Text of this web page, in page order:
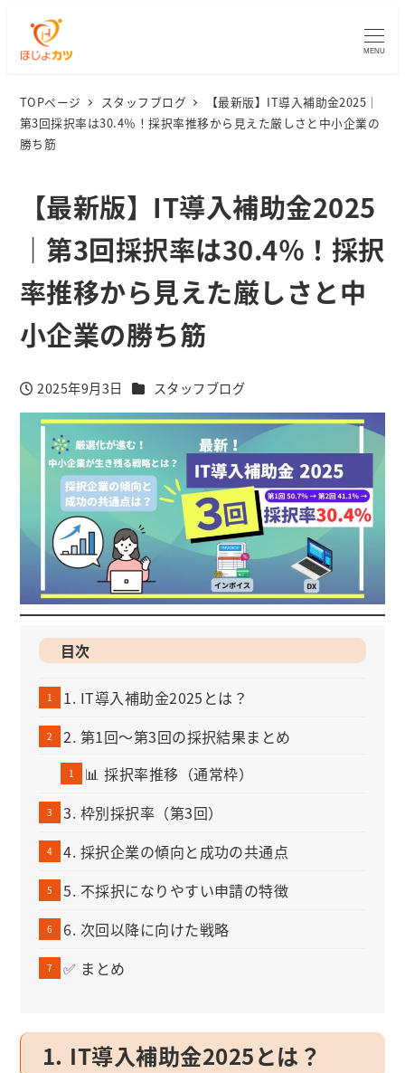
MENU
TOPページ スタッフブログ
【最新版】IT導入補助金2025｜
第3回採択率は30.4％！採択率推移から見えた厳しさと中小企業の
勝ち筋
【最新版】IT導入補助金2025
｜第3回採択率は30.4％！採択
率推移から見えた厳しさと中
小企業の勝ち筋
投稿日
2025年9月3日 カテゴリー
スタッフブログ
目次
1. IT導入補助金2025とは？
2. 第1回～第3回の採択結果まとめ
📊 採択率推移（通常枠）
3. 枠別採択率（第3回）
4. 採択企業の傾向と成功の共通点
5. 不採択になりやすい申請の特徴
6. 次回以降に向けた戦略
✅ まとめ
1. IT導入補助金2025とは？